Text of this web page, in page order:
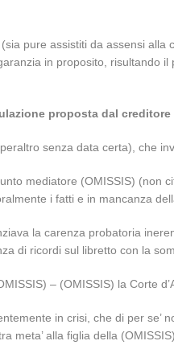
pure assistiti da assensi
in proposito, risultando
proposta dal
senza data certa), che
mediatore (OMISSIS)
i fatti e in mancanza
la carenza probatoria
di ricordi sul libretto con la
– (OMISSIS) la Corte
in crisi, che di per se’
meta’ alla figlia della